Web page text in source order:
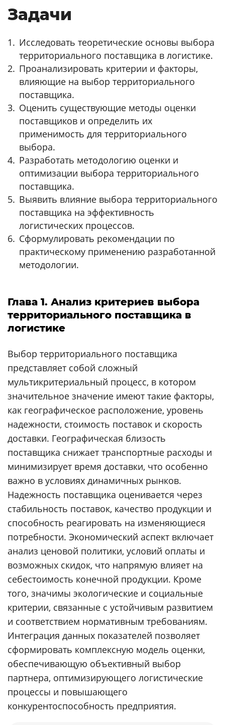
Задачи
Исследовать теоретические основы выбора
территориального поставщика в логистике.
Проанализировать критерии и факторы,
влияющие на выбор территориального
поставщика.
Оценить существующие методы оценки
поставщиков и определить их
применимость для территориального
выбора.
Разработать методологию оценки и
оптимизации выбора территориального
поставщика.
Выявить влияние выбора территориального
поставщика на эффективность
логистических процессов.
Сформулировать рекомендации по
практическому применению разработанной
методологии.
Глава 1. Анализ критериев выбора
территориального поставщика в
логистике
Выбор территориального поставщика
представляет собой сложный
мультикритериальный процесс, в котором
значительное значение имеют такие факторы,
как географическое расположение, уровень
надежности, стоимость поставок и скорость
доставки. Географическая близость
поставщика снижает транспортные расходы и
минимизирует время доставки, что особенно
важно в условиях динамичных рынков.
Надежность поставщика оценивается через
стабильность поставок, качество продукции и
способность реагировать на изменяющиеся
потребности. Экономический аспект включает
анализ ценовой политики, условий оплаты и
возможных скидок, что напрямую влияет на
себестоимость конечной продукции. Кроме
того, значимы экологические и социальные
критерии, связанные с устойчивым развитием
и соответствием нормативным требованиям.
Интеграция данных показателей позволяет
сформировать комплексную модель оценки,
обеспечивающую объективный выбор
партнера, оптимизирующего логистические
процессы и повышающего
конкурентоспособность предприятия.